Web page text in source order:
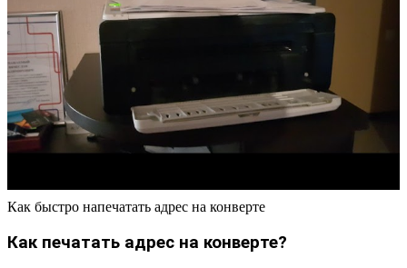
Как быстро напечатать адрес на конверте
Как печатать адрес на конверте?